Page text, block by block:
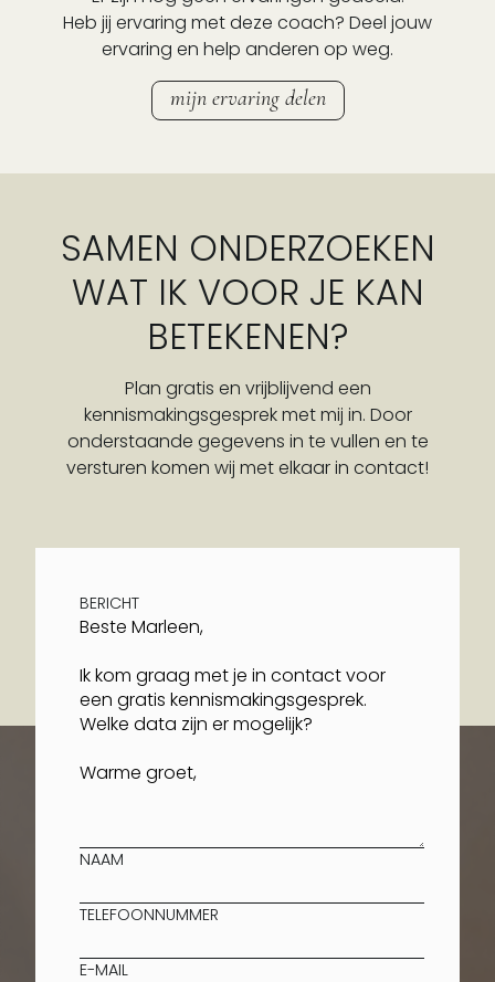
Heb jij ervaring met deze coach? Deel jouw
ervaring en help anderen op weg.
mijn ervaring delen
SAMEN ONDERZOEKEN
WAT IK VOOR JE KAN
BETEKENEN?
Plan gratis en vrijblijvend een
kennismakingsgesprek met mij in. Door
onderstaande gegevens in te vullen en te
versturen komen wij met elkaar in contact!
BERICHT
NAAM
TELEFOONNUMMER
E-MAIL